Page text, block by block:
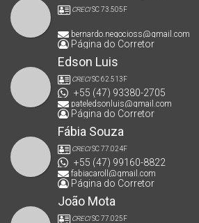
CRECISC 73.505F
bernardo.negocioss@gmail.com
Página do Corretor
Edson Luis
CRECISC 62.513F
+55 (47) 93380-2705
pateledsonluis@gmail.com
Página do Corretor
Fábia Souza
CRECISC 77.024F
+55 (47) 99160-8822
fabiacaroll@gmail.com
Página do Corretor
João Mota
CRECISC 77.025F